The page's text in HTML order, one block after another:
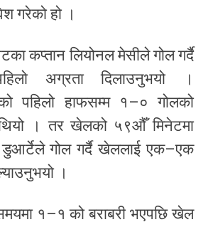
गरेको हो ।
कप्तान लियोनल मेसीले गोल गर्दै
अग्रता दिलाउनुभयो ।
पहिलो हाफसम्म १–० गोलको
। तर खेलको ५९औँ मिनेटमा
डुआर्टेले गोल गर्दै खेललाई एक–एक
।
१–१ को बराबरी भएपछि खेल